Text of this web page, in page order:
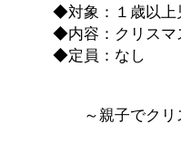
「赤ち
付期間
まだ
◆対象：１歳以上
◆内容：クリスマ
◆定員：なし
～親子でクリ